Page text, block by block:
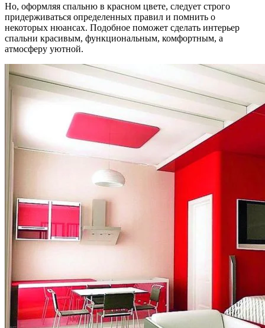
Но, оформляя спальню в красном цвете, следует строго
придерживаться определенных правил и помнить о
некоторых нюансах. Подобное поможет сделать интерьер
спальни красивым, функциональным, комфортным, а
атмосферу уютной.